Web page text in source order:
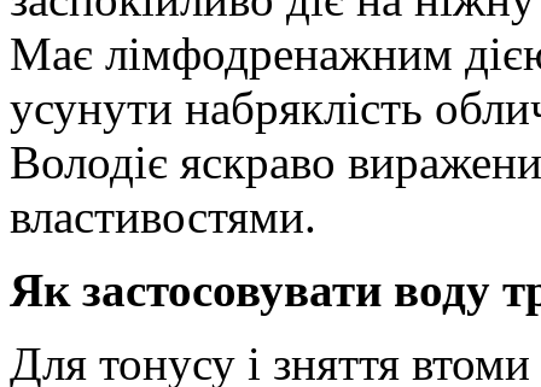
Має лімфодренажним
усунути набряклість
Володіє яскраво
властивостями.
Як застосовувати воду
Для тонусу і зняття